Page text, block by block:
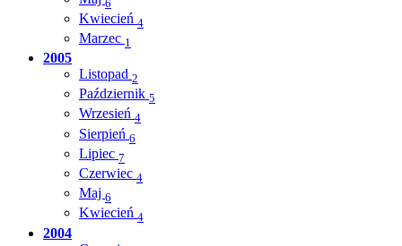
6
Kwiecień 4
Marzec 1
2005
Listopad 2
Październik 5
Wrzesień 4
Sierpień 6
Lipiec 7
Czerwiec 4
Maj 6
Kwiecień 4
2004